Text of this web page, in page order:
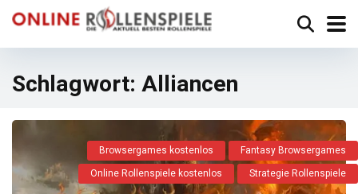
Schlagwort: Alliancen
Browsergames kostenlos Fantasy Browsergames
Online Rollenspiele kostenlos Strategie Rollenspiele